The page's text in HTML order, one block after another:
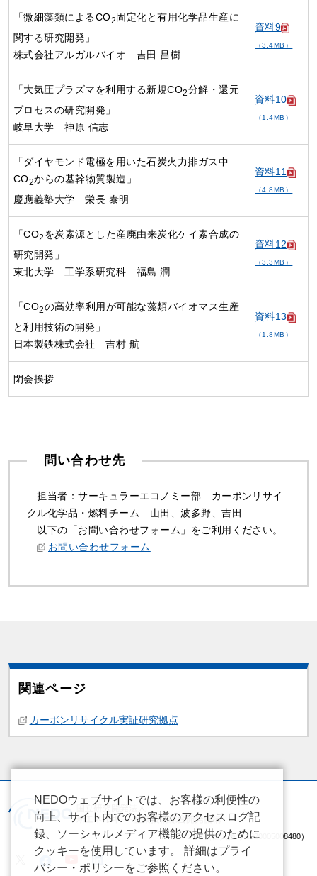
「微細藻類によるCO2固定化と有用化学品生産に
関する研究開発」
株式会社アルガルバイオ 吉田 昌樹
資料9
（3.4MB）
「大気圧プラズマを利用する新規CO2分解・還元
プロセスの研究開発」
岐阜大学 神原 信志
資料10
（1.4MB）
「ダイヤモンド電極を用いた石炭火力排ガス中
CO2からの基幹物質製造」
慶應義塾大学 栄長 泰明
資料11
（4.8MB）
「CO2 を炭素源とした産廃由来炭化ケイ素合成の
研究開発」
東北大学 工学系研究科 福島 潤
資料12
（3.3MB）
「CO2の高効率利用が可能な藻類バイオマス生産
と利用技術の開発」
日本製鉄株式会社 吉村 航
資料13
（1.8MB）
閉会挨拶
問い合わせ先
担当者：サーキュラーエコノミー部 カーボンリサイ
クル化学品・燃料チーム 山田、波多野、吉田
以下の「お問い合わせフォーム」をご利用ください。
お問い合わせフォーム
関連ページ
関連情報
カーボンリサイクル実証研究拠点
（法人番号 2020005008480）
NEDOウェブサイトでは、お客様の利便性の
向上、サイト内でのお客様のアクセスログ記
録、ソーシャルメディア機能の提供のために
クッキーを使用しています。 詳細はプライ
バシー・ポリシーをご参照ください。